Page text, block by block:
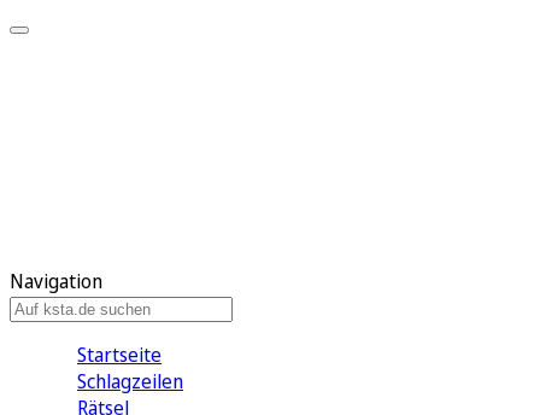
Navigation
Startseite
Schlagzeilen
Rätsel